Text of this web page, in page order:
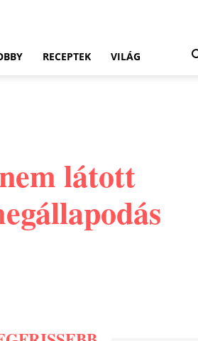
RECEPTEK VILÁG
látott